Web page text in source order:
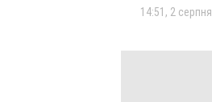
14:51, 2 серпня